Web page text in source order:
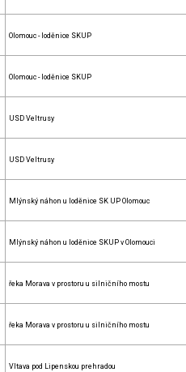
Olomouc - loděnice SKUP
Olomouc - loděnice SKUP
USD Veltrusy
USD Veltrusy
Mlýnský náhon u loděnice SK UP Olomouc
Mlýnský náhon u loděnice SKUP v Olomouci
řeka Morava v prostoru u silničního mostu
řeka Morava v prostoru u silničního mostu
Vltava pod Lipenskou prehradou